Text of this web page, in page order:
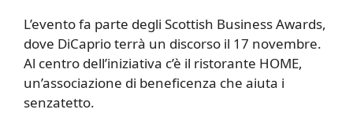
L’evento fa parte degli Scottish Business Awards,
dove DiCaprio terrà un discorso il 17 novembre.
Al centro dell’iniziativa c’è il ristorante HOME,
un’associazione di beneficenza che aiuta i
senzatetto.